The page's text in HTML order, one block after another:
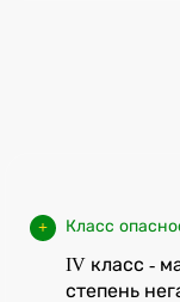
Класс
IV класс -
степень